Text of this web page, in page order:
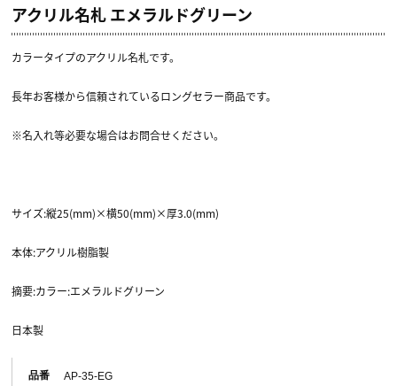
アクリル名札 エメラルドグリーン
カラータイプのアクリル名札です。
長年お客様から信頼されているロングセラー商品です。
※名入れ等必要な場合はお問合せください。
サイズ:縦25(mm)×横50(mm)×厚3.0(mm)
本体:アクリル樹脂製
摘要:カラー:エメラルドグリーン
日本製
品番 AP-35-EG